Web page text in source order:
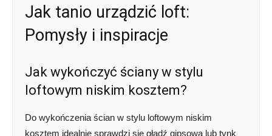
Jak tanio urządzić loft:
Pomysły i inspiracje
Jak wykończyć ściany w stylu
loftowym niskim kosztem?
Do wykończenia ścian w stylu loftowym niskim
kosztem idealnie sprawdzi się gładź gipsowa lub tynk